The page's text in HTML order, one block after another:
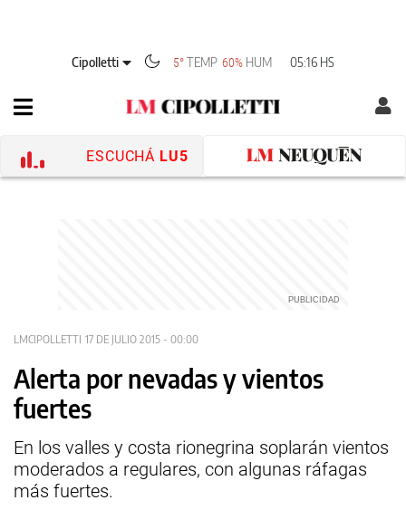
Cipolletti 5° TEMP 60% HUM 05:16 HS
ESCUCHÁ LU5
LMCIPOLLETTI 17 DE JULIO 2015 - 00:00
Alerta por nevadas y vientos
fuertes
En los valles y costa rionegrina soplarán vientos
moderados a regulares, con algunas ráfagas
más fuertes.